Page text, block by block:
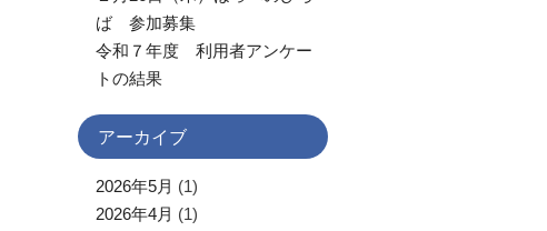
ば 参加募集
令和７年度 利用者アンケー
トの結果
アーカイブ
2026年5月 (1)
2026年4月 (1)